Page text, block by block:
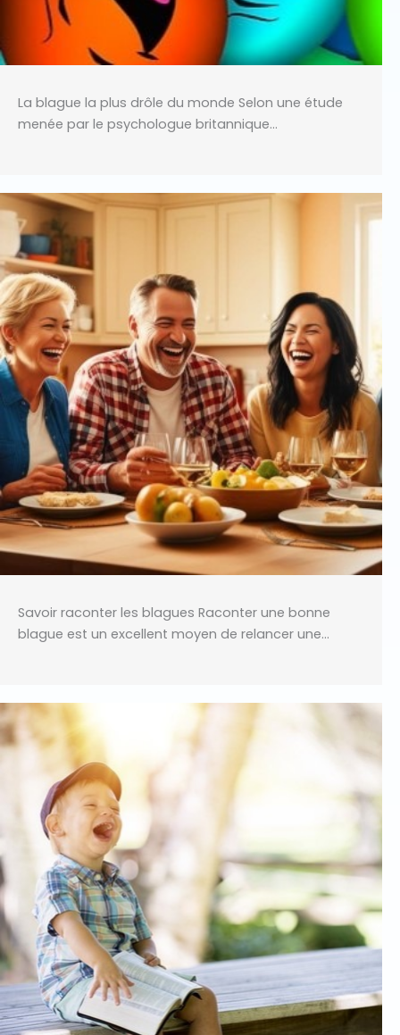
La blague la plus drôle du monde Selon une étude
menée par le psychologue britannique…
Savoir raconter les blagues Raconter une bonne
blague est un excellent moyen de relancer une…